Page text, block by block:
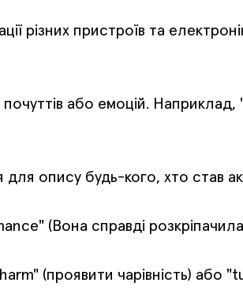
різних пристроїв та
або емоцій.
опису будь-кого, хто став
(Вона справді
(проявити чарівність) або